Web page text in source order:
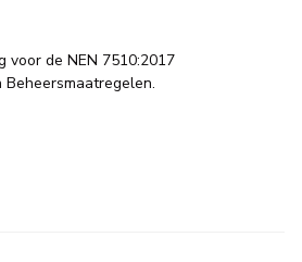
voor de NEN 7510:2017